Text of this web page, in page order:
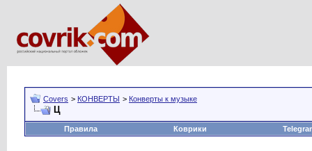
Covers > КОНВЕРТЫ > Конверты к музыке
Ц
Правила Коврики